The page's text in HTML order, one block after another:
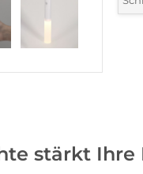
stärkt Ihre